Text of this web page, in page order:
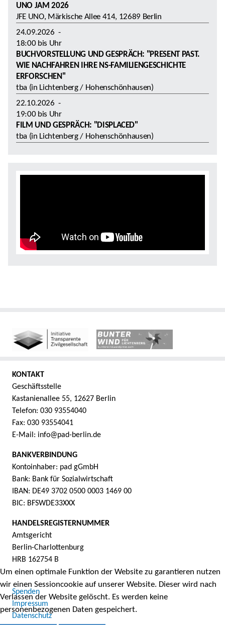
UNO JAM 2026
JFE UNO, Märkische Allee 414, 12689 Berlin
24.09.2026 -
18:00bis Uhr
BUCHVORSTELLUNG UND GESPRÄCH: "PRESENT PAST.
WIE NACHFAHREN IHRE NS-FAMILIENGESCHICHTE
ERFORSCHEN"
tba (in Lichtenberg / Hohenschönhausen)
22.10.2026 -
19:00bis Uhr
FILM UND GESPRÄCH: "DISPLACED"
tba (in Lichtenberg / Hohenschönhausen)
KONTAKT
Geschäftsstelle
Kastanienallee 55, 12627 Berlin
Telefon: 030 93554040
Fax: 030 93554041
E-Mail: info@pad-berlin.de
BANKVERBINDUNG
Kontoinhaber: pad gGmbH
Bank: Bank für Sozialwirtschaft
IBAN: DE49 3702 0500 0003 1469 00
BIC: BFSWDE33XXX
HANDELSREGISTERNUMMER
Amtsgericht
Berlin-Charlottenburg
HRB 162754 B
Spenden
Impressum
Datenschutz
Um einen optimale Funktion der Website zu garantieren nutzen
wir einen Sessioncookie auf unserer Website. Dieser wird nach
Verlassen der Website gelöscht. Es werden keine
personenbezogenen Daten gespeichert.